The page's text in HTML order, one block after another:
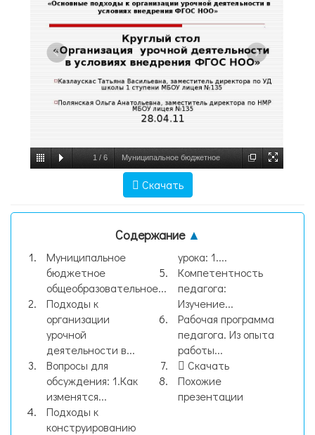
1 / 6 Муниципальное бюджетное
№135 Городской семинар-презентация
№1
Скачать
Содержание ▲
Муниципальное
бюджетное
общеобразовательное...
Подходы к
организации
урочной
деятельности в...
Вопросы для
обсуждения: 1.Как
изменятся...
Подходы к
конструированию
урока: 1....
Компетентность
педагога:
Изучение...
Рабочая программа
педагога. Из опыта
работы...
Скачать
Похожие
презентации